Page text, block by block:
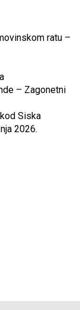
ratu –
– Zagonetni
Siska
2026.